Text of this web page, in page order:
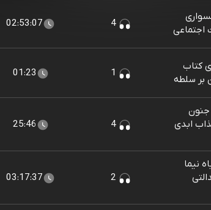
اجتماعی
4
02:53:07
کتاب
بر سلطه
01:23
جنون
ابدی
4
25:46
نیما
03:17:37